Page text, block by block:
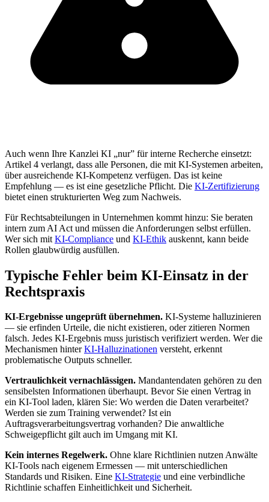
Auch wenn Ihre Kanzlei KI „nur” für interne Recherche einsetzt:
Artikel 4 verlangt, dass alle Personen, die mit KI-Systemen arbeiten,
über ausreichende KI-Kompetenz verfügen. Das ist keine
Empfehlung — es ist eine gesetzliche Pflicht. Die KI-Zertifizierung
bietet einen strukturierten Weg zum Nachweis.
Für Rechtsabteilungen in Unternehmen kommt hinzu: Sie beraten
intern zum AI Act und müssen die Anforderungen selbst erfüllen.
Wer sich mit KI-Compliance und KI-Ethik auskennt, kann beide
Rollen glaubwürdig ausfüllen.
Typische Fehler beim KI-Einsatz in der
Rechtspraxis
KI-Ergebnisse ungeprüft übernehmen. KI-Systeme halluzinieren
— sie erfinden Urteile, die nicht existieren, oder zitieren Normen
falsch. Jedes KI-Ergebnis muss juristisch verifiziert werden. Wer die
Mechanismen hinterKI-Halluzinationen versteht, erkennt
problematische Outputs schneller.
Vertraulichkeit vernachlässigen. Mandantendaten gehören zu den
sensibelsten Informationen überhaupt. Bevor Sie einen Vertrag in
ein KI-Tool laden, klären Sie: Wo werden die Daten verarbeitet?
Werden sie zum Training verwendet? Ist ein
Auftragsverarbeitungsvertrag vorhanden? Die anwaltliche
Schweigepflicht gilt auch im Umgang mit KI.
Kein internes Regelwerk. Ohne klare Richtlinien nutzen Anwälte
KI-Tools nach eigenem Ermessen — mit unterschiedlichen
Standards und Risiken. Eine KI-Strategie und eine verbindliche
Richtlinie schaffen Einheitlichkeit und Sicherheit.